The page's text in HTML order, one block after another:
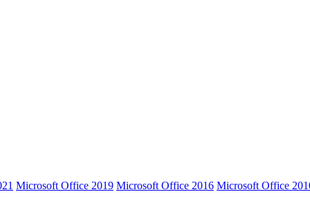
Microsoft Office 2019 Microsoft Office 2016 Microsoft Office